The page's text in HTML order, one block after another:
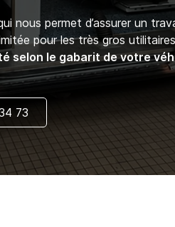
nous permet d’assurer un
pour les très gros
selon le gabarit de votre
73